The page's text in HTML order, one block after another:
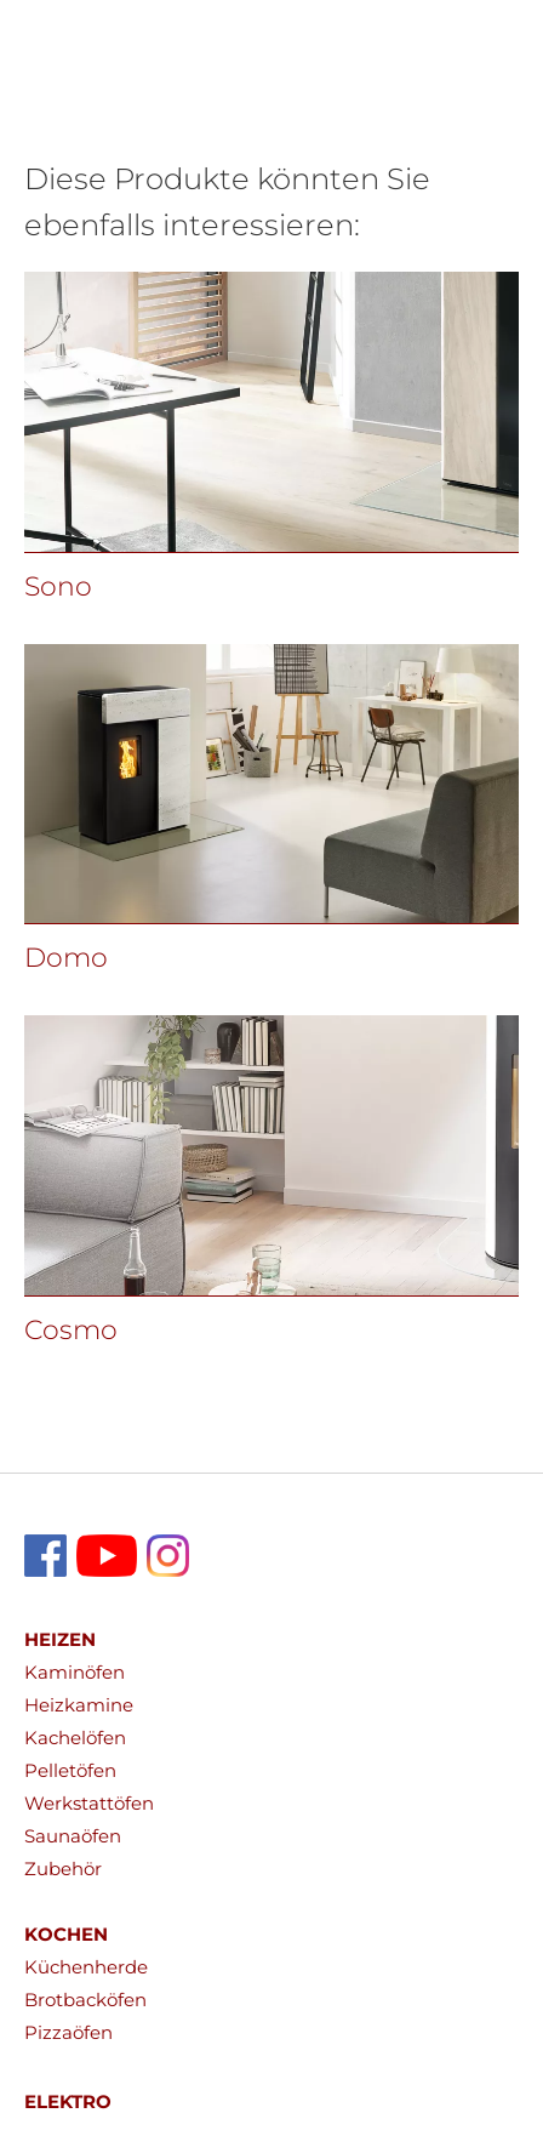
Diese Produkte könnten Sie
ebenfalls interessieren:
Sono
Domo
Cosmo
HEIZEN
Kaminöfen
Heizkamine
Kachelöfen
Pelletöfen
Werkstattöfen
Saunaöfen
Zubehör
KOCHEN
Küchenherde
Brotbacköfen
Pizzaöfen
ELEKTRO